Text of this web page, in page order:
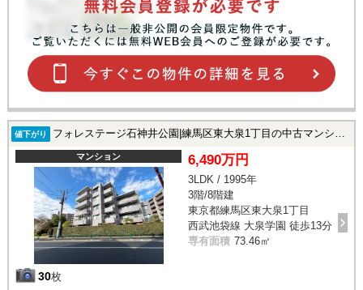
値下がり フォレステージ石神井公園|練馬区東大泉1丁目の中古マンション
マンション
30枚
6,490万円
3LDK / 1995年
3階/8階建
東京都練馬区東大泉1丁目
西武池袋線 大泉学園 徒歩13分
専有面積 73.46㎡